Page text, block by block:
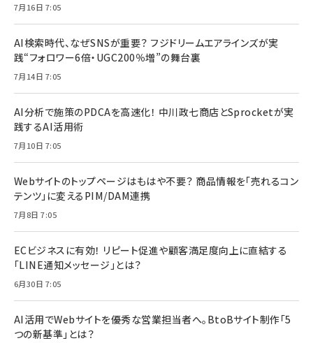
7月16日 7:05
AI検索時代、なぜSNSが重要？ フジドリームエアラインズが実
践“フォロワー6倍・UGC200％増”の舞台裏
7月14日 7:05
AI分析で施策のPDCAを高速化！ 中川政七商店とSprocketが実
践するAI活用術
7月10日 7:05
Webサイトのトップページはもはや不要？ 商品情報を「売れるコン
テンツ」に変えるPIM/DAM連携
7月8日 7:05
ECビジネスに有効！ リピート促進や顧客満足度向上に直結する
「LINE通知メッセージ」とは？
6月30日 7:05
AI活用でWebサイトを優秀な営業担当者へ。BtoBサイト制作「5
つの新基準」とは？